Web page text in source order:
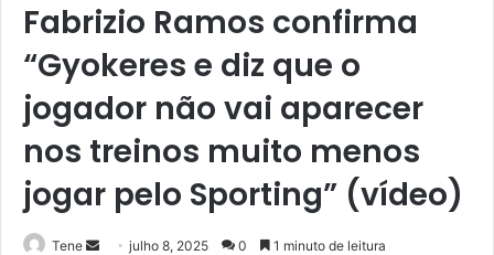
Fabrizio Ramos confirma
“Gyokeres e diz que o
jogador não vai aparecer
nos treinos muito menos
jogar pelo Sporting” (vídeo)
Tene
Mandejulho 8, 2025 0 1 minuto de leitura